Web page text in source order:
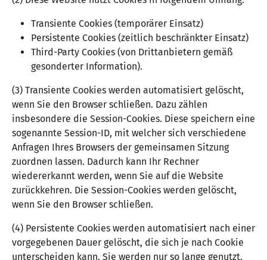
Transiente Cookies (temporärer Einsatz)
Persistente Cookies (zeitlich beschränkter Einsatz)
Third-Party Cookies (von Drittanbietern gemäß
gesonderter Information).
(3) Transiente Cookies werden automatisiert gelöscht,
wenn Sie den Browser schließen. Dazu zählen
insbesondere die Session-Cookies. Diese speichern eine
sogenannte Session-ID, mit welcher sich verschiedene
Anfragen Ihres Browsers der gemeinsamen Sitzung
zuordnen lassen. Dadurch kann Ihr Rechner
wiedererkannt werden, wenn Sie auf die Website
zurückkehren. Die Session-Cookies werden gelöscht,
wenn Sie den Browser schließen.
(4) Persistente Cookies werden automatisiert nach einer
vorgegebenen Dauer gelöscht, die sich je nach Cookie
unterscheiden kann. Sie werden nur so lange genutzt,